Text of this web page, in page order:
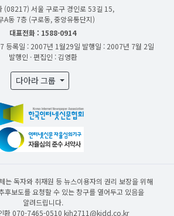
(08217) 서울 구로구 경인로 53길 15,
A동 7층 (구로동, 중앙유통단지)
대표전화 : 1588-0914
등록일 : 2007년 1월29일 발행일 : 2007년 7월 2일
발행인 · 편집인 : 김영환
다아라 그룹
는 독자와 취재원 등 뉴스이용자의 권리 보장을 위해
후보도를 요청할 수 있는 창구를 열어두고 있음을
알려드립니다.
환 070-7465-0510 kih2711@kidd.co.kr